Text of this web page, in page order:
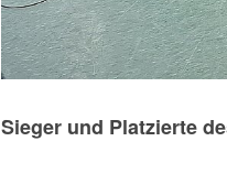
Sieger und Platzierte